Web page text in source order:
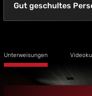
Gut geschultes
Unterweisungen